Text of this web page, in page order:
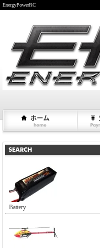
EnergyPowerRC
Battery